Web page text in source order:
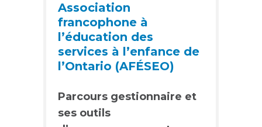
Association
francophone à
l’éducation des
services à l’enfance de
l’Ontario (AFÉSEO)
Parcours gestionnaire et
ses outils